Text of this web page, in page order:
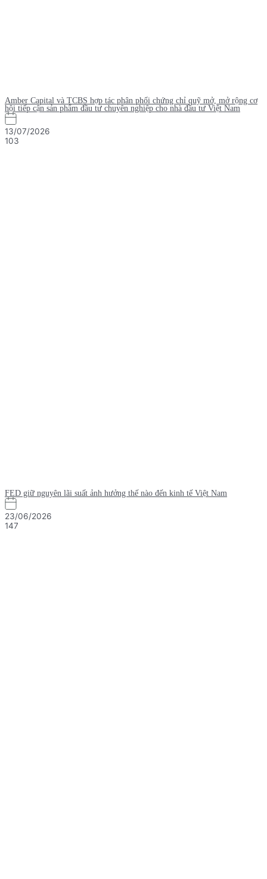
Amber Capital và TCBS hợp tác phân phối chứng chỉ quỹ mở, mở rộng cơ
hội tiếp cận sản phẩm đầu tư chuyên nghiệp cho nhà đầu tư Việt Nam
13/07/2026
103
FED giữ nguyên lãi suất ảnh hưởng thế nào đến kinh tế Việt Nam
23/06/2026
147